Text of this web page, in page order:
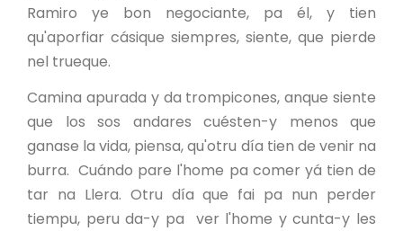
Ramiro ye bon negociante, pa él, y tien
qu'aporfiar cásique siempres, siente, que pierde
nel trueque.
Camina apurada y da trompicones, anque siente
que los sos andares cuésten-y menos que
ganase la vida, piensa, qu'otru día tien de venir na
burra. Cuándo pare l'home pa comer yá tien de
tar na Llera. Otru día que fai pa nun perder
tiempu, peru da-y pa ver l'home y cunta-y les